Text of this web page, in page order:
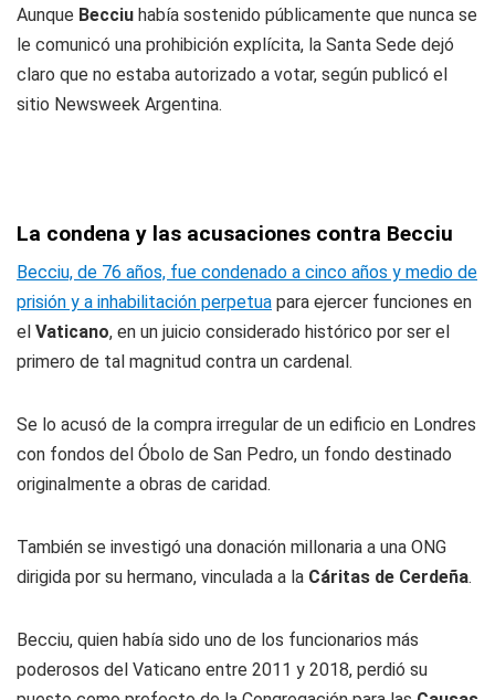
Aunque Becciu había sostenido públicamente que nunca se
le comunicó una prohibición explícita, la Santa Sede dejó
claro que no estaba autorizado a votar, según publicó el
sitio Newsweek Argentina.
La condena y las acusaciones contra Becciu
Becciu, de 76 años, fue condenado a cinco años y medio de
prisión y a inhabilitación perpetua para ejercer funciones en
el Vaticano, en un juicio considerado histórico por ser el
primero de tal magnitud contra un cardenal.
Se lo acusó de la compra irregular de un edificio en Londres
con fondos del Óbolo de San Pedro, un fondo destinado
originalmente a obras de caridad.
También se investigó una donación millonaria a una ONG
dirigida por su hermano, vinculada a la Cáritas de Cerdeña.
Becciu, quien había sido uno de los funcionarios más
poderosos del Vaticano entre 2011 y 2018, perdió su